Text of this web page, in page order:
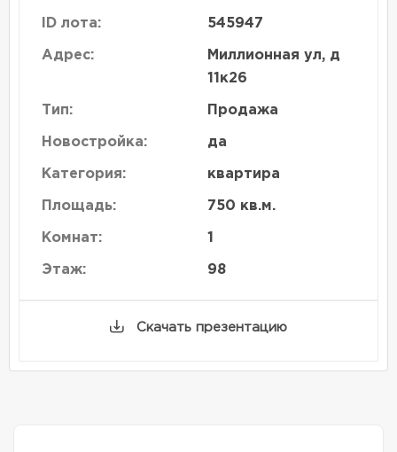
ID лота: 545947
Адрес:
Миллионная ул, д
11к26
Тип: Продажа
Новостройка: да
Категория: квартира
Площадь: 750 кв.м.
Комнат: 1
Этаж: 98
Скачать презентацию